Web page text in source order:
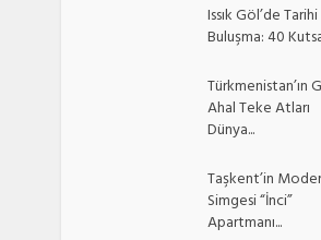
Issık Göl’de Tarihi
Buluşma: 40
Türkmenistan’ın
Ahal Teke Atları
Dünya...
Taşkent’in
Simgesi “İnci”
Apartmanı...